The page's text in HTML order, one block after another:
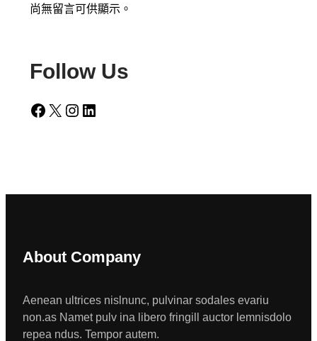
尚無留言可供顯示。
Follow Us
Facebook X Instagram LinkedIn
About Company
Aenean ultrices nislnunc, pulvinar sodales evariu
non.as Namet pulv ina libero fringill auctor lemnisdolo
repea ndus. Tempor autem.